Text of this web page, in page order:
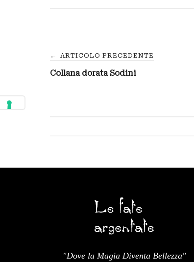
Navigazione
articoli
← ARTICOLO PRECEDENTE
Collana dorata Sodini
"Dove la Magia Diventa Bellezza"